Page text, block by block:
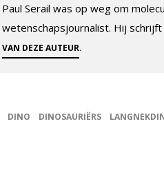
Paul Serail was op weg om
wetenschapsjournalist. Hij schrijft
VAN DEZE AUTEUR.
DINO DINOSAURIËRS